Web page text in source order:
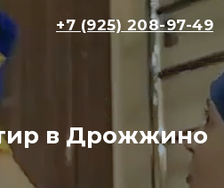
+7 (925) 208-97-49
в Дрожжино